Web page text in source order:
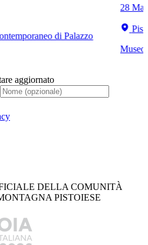
di Palazzo
28
Museo
aggiornato
DELLA COMUNITÀ
PISTOIESE